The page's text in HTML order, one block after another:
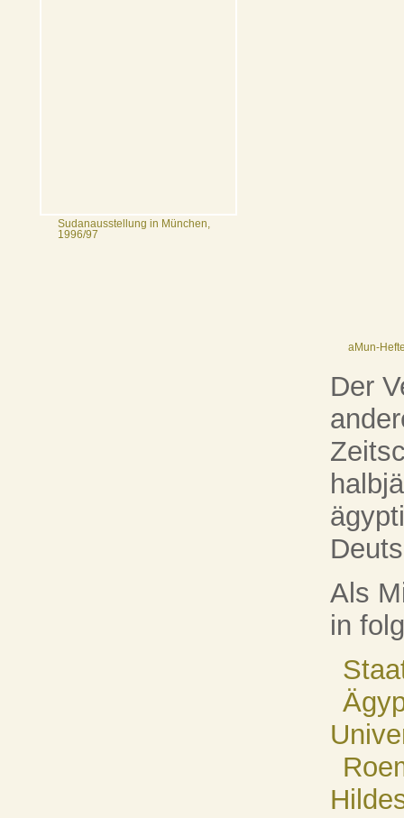
Sudanausstellung in München,
1996/97
aMun-
Der
Als
in